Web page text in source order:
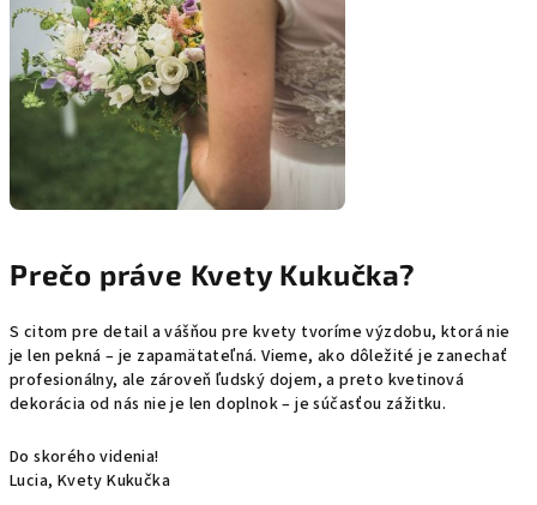
Prečo práve Kvety Kukučka?
S citom pre detail a vášňou pre kvety tvoríme výzdobu, ktorá nie
je len pekná – je zapamätateľná. Vieme, ako dôležité je zanechať
profesionálny, ale zároveň ľudský dojem, a preto kvetinová
dekorácia od nás nie je len doplnok – je súčasťou zážitku.
Do skorého videnia!
Lucia, Kvety Kukučka